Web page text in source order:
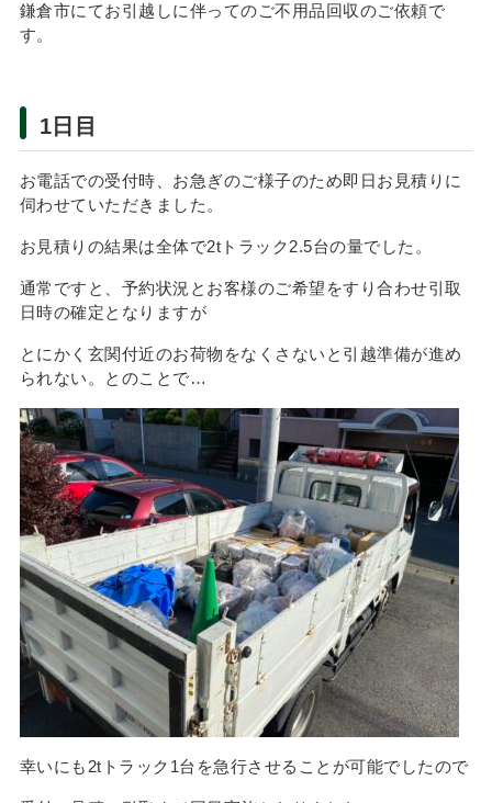
鎌倉市にてお引越しに伴ってのご不用品回収のご依頼で
す。
1日目
お電話での受付時、お急ぎのご様子のため即日お見積りに
伺わせていただきました。
お見積りの結果は全体で2tトラック2.5台の量でした。
通常ですと、予約状況とお客様のご希望をすり合わせ引取
日時の確定となりますが
とにかく玄関付近のお荷物をなくさないと引越準備が進め
られない。とのことで…
幸いにも2tトラック1台を急行させることが可能でしたので